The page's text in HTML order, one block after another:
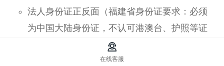
法人身份证正反面（福建省身份证要求：必须
为中国大陆身份证，不认可港澳台、护照等证
在线客服